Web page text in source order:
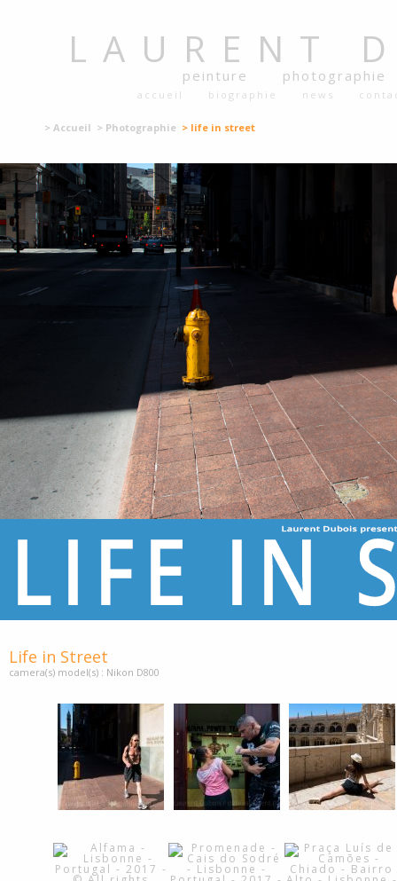
LAURENT
peinture photographie
accueil biographie news
> Accueil > Photographie > life in street
Life in Street
camera(s) model(s) : Nikon D800